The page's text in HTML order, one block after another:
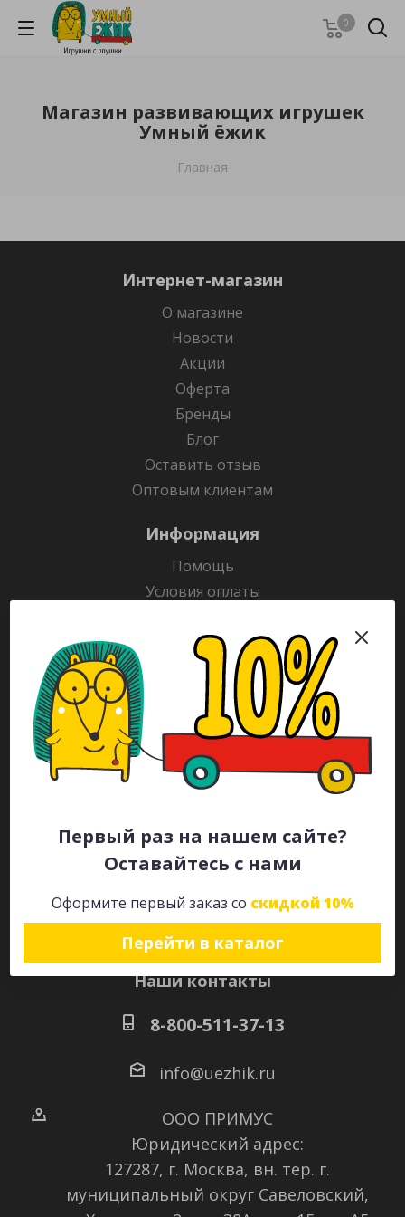
Первый раз на нашем сайте?
Оставайтесь с нами
Оформите первый заказ со скидкой 10%
Перейти в каталог
0
Магазин развивающих игрушек
Умный ёжик
Главная
Интернет-магазин
О магазине
Новости
Акции
Оферта
Бренды
Блог
Оставить отзыв
Оптовым клиентам
Информация
Помощь
Условия оплаты
Гарантия на товар
Раскраски
Рекламодателям
Каталог
Будьте всегда в курсе!
Наши контакты
8-800-511-37-13
info@uezhik.ru
ООО ПРИМУС
Юридический адрес:
127287, г. Москва, вн. тер. г.
муниципальный округ Савеловский,